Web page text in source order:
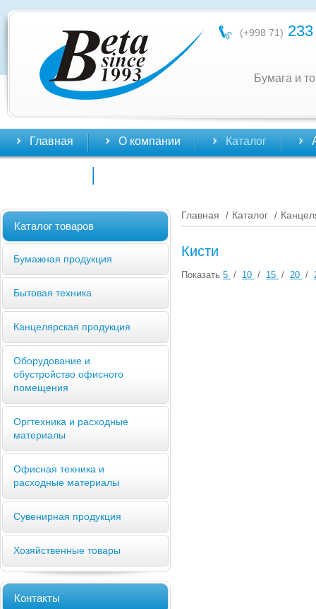
(+998 71)
Бумага и
Главная О компании Каталог
Каталог товаров
Бумажная продукция
Бытовая техника
Канцелярская продукция
Оборудование и
обустройство офисного
помещения
Оргтехника и расходные
материалы
Офисная техника и
расходные материалы
Сувенирная продукция
Хозяйственные товары
Контакты
Главная / Каталог /
Кисти
Показать 5 / 10 / 15 / 20 /